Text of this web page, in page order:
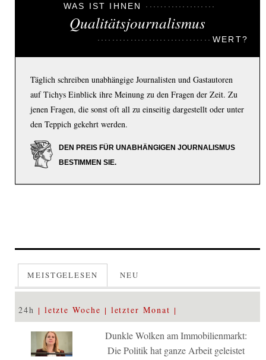
WAS IST IHNEN
Qualitätsjournalismus
WERT?
Täglich schreiben unabhängige Journalisten und Gastautoren
auf Tichys Einblick ihre Meinung zu den Fragen der Zeit. Zu
jenen Fragen, die sonst oft all zu einseitig dargestellt oder unter
den Teppich gekehrt werden.
DEN PREIS FÜR UNABHÄNGIGEN JOURNALISMUS
BESTIMMEN SIE.
MEISTGELESEN NEU
24h letzte Woche letzter Monat
Dunkle Wolken am Immobilienmarkt:
Die Politik hat ganze Arbeit geleistet